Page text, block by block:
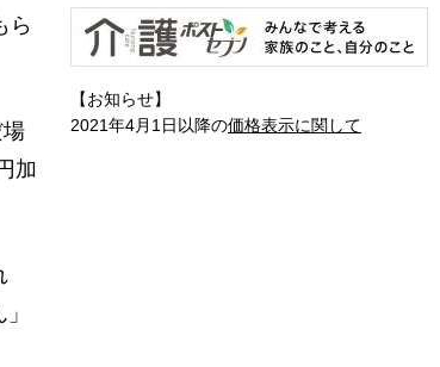
ら
加
【お知らせ】
2021年4月1日以降の価格表示に関して